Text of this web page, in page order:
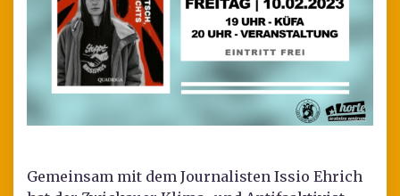
Gemeinsam mit dem Journalisten Issio Ehrich